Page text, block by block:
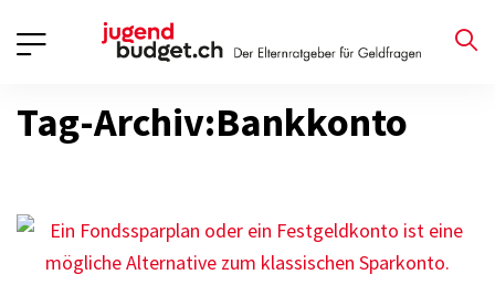
Tag-Archiv:Bankkonto